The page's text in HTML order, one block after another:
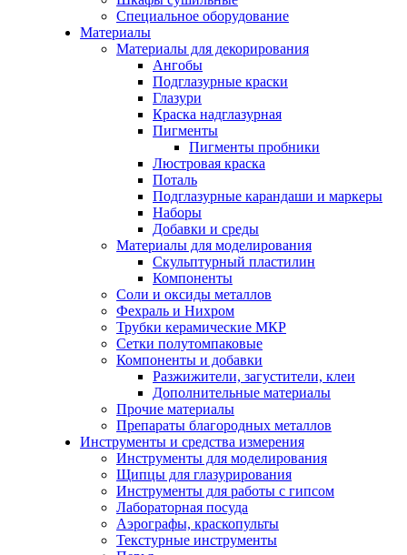
Специальное оборудование
Материалы
Материалы для декорирования
Ангобы
Подглазурные краски
Глазури
Краска надглазурная
Пигменты
Пигменты пробники
Люстровая краска
Поталь
Подглазурные карандаши и маркеры
Наборы
Добавки и среды
Материалы для моделирования
Скульптурный пластилин
Компоненты
Соли и оксиды металлов
Фехраль и Нихром
Трубки керамические МКР
Сетки полутомпаковые
Компоненты и добавки
Разжижители, загустители, клеи
Дополнительные материалы
Прочие материалы
Препараты благородных металлов
Инструменты и средства измерения
Инструменты для моделирования
Щипцы для глазурирования
Инструменты для работы с гипсом
Лабораторная посуда
Аэрографы, краскопульты
Текстурные инструменты